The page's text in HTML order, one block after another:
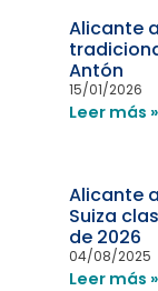
Alicante
Antón
15/01/2026
Leer más »
Alicante
Suiza
de 2026
04/08/2025
Leer más »